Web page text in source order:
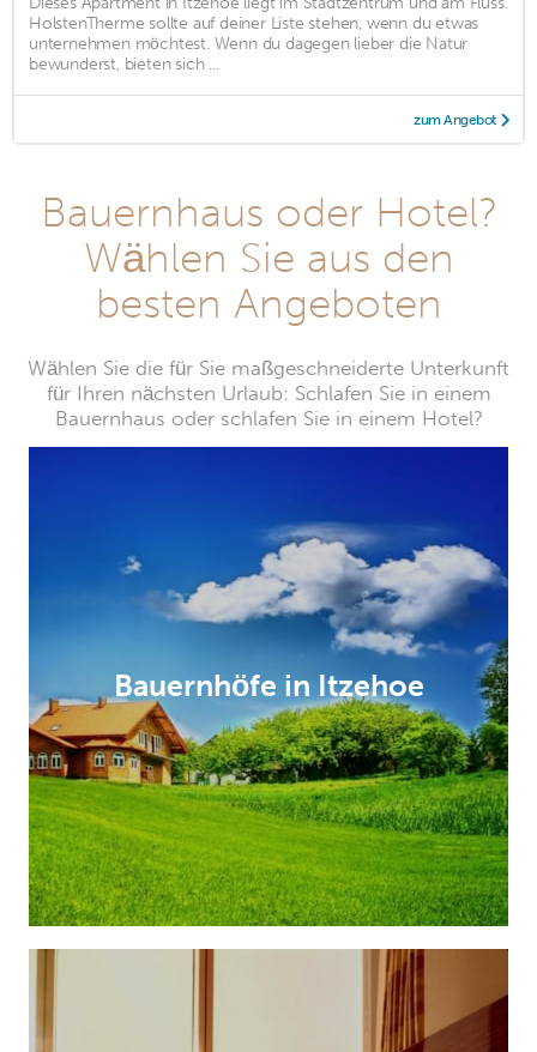
HolstenTherme sollte auf deiner Liste stehen, wenn du etwas
unternehmen möchtest. Wenn du dagegen lieber die Natur
bewunderst, bieten sich ...
zum Angebot
Bauernhaus oder Hotel?
Wählen Sie aus den
besten Angeboten
Wählen Sie die für Sie maßgeschneiderte Unterkunft
für Ihren nächsten Urlaub: Schlafen Sie in einem
Bauernhaus oder schlafen Sie in einem Hotel?
Bauernhöfe in Itzehoe